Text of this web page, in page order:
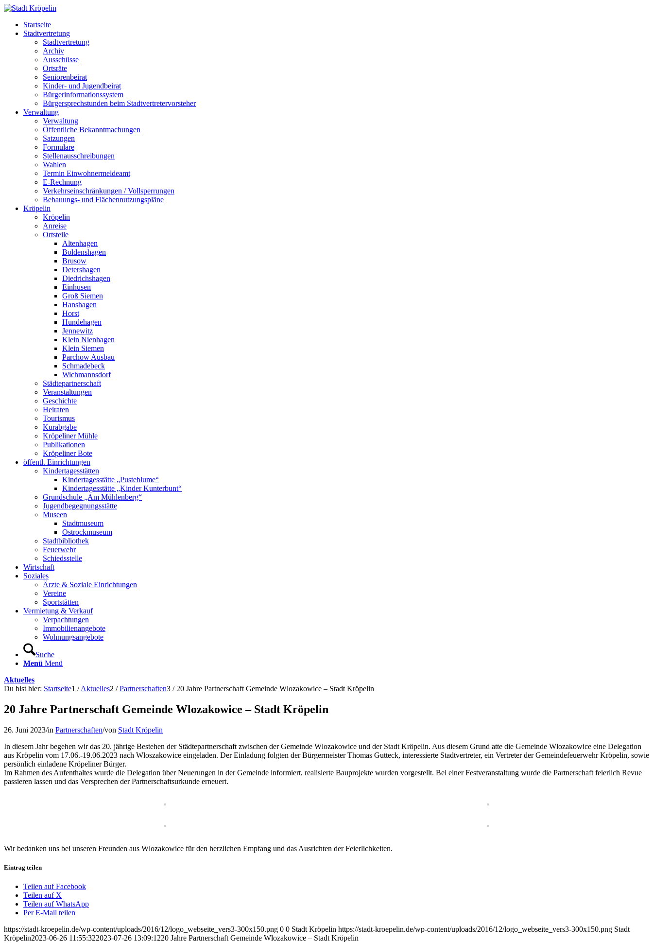
Startseite
Stadtvertretung
Stadtvertretung
Archiv
Ausschüsse
Ortsräte
Seniorenbeirat
Kinder- und Jugendbeirat
Bürgerinformationssystem
Bürgersprechstunden beim Stadtvertretervorsteher
Verwaltung
Verwaltung
Öffentliche Bekanntmachungen
Satzungen
Formulare
Stellenausschreibungen
Wahlen
Termin Einwohnermeldeamt
E-Rechnung
Verkehrseinschränkungen / Vollsperrungen
Bebauungs- und Flächennutzungspläne
Kröpelin
Kröpelin
Anreise
Ortsteile
Altenhagen
Boldenshagen
Brusow
Detershagen
Diedrichshagen
Einhusen
Groß Siemen
Hanshagen
Horst
Hundehagen
Jennewitz
Klein Nienhagen
Klein Siemen
Parchow Ausbau
Schmadebeck
Wichmannsdorf
Städtepartnerschaft
Veranstaltungen
Geschichte
Heiraten
Tourismus
Kurabgabe
Kröpeliner Mühle
Publikationen
Kröpeliner Bote
öffentl. Einrichtungen
Kindertagesstätten
Kindertagesstätte „Pusteblume“
Kindertagesstätte „Kinder Kunterbunt“
Grundschule „Am Mühlenberg“
Jugendbegegnungsstätte
Museen
Stadtmuseum
Ostrockmuseum
Stadtbibliothek
Feuerwehr
Schiedsstelle
Wirtschaft
Soziales
Ärzte & Soziale Einrichtungen
Vereine
Sportstätten
Vermietung & Verkauf
Verpachtungen
Immobilienangebote
Wohnungsangebote
Suche
Menü Menü
Aktuelles
Du bist hier: Startseite1 / Aktuelles2 / Partnerschaften3 / 20 Jahre Partnerschaft Gemeinde Wlozakowice – Stadt Kröpelin
20 Jahre Partnerschaft Gemeinde Wlozakowice – Stadt Kröpelin
26. Juni 2023/in Partnerschaften/von Stadt Kröpelin
In diesem Jahr begehen wir das 20. jährige Bestehen der Städtepartnerschaft zwischen der Gemeinde Wlozakowice und der Stadt Kröpelin. Aus diesem Grund atte die Gemeinde Wlozakowice eine Delegation
aus Kröpelin vom 17.06.-19.06.2023 nach Wloszakowice eingeladen. Der Einladung folgten der Bürgermeister Thomas Gutteck, interessierte Stadtvertreter, ein Vertreter der Gemeindefeuerwehr Kröpelin, sowie
persönlich einladene Kröpeliner Bürger.
Im Rahmen des Aufenthaltes wurde die Delegation über Neuerungen in der Gemeinde informiert, realisierte Bauprojekte wurden vorgestellt. Bei einer Festveranstaltung wurde die Partnerschaft feierlich Revue
passieren lassen und das Versprechen der Partnerschaftsurkunde erneuert.
Wir bedanken uns bei unseren Freunden aus Wlozakowice für den herzlichen Empfang und das Ausrichten der Feierlichkeiten.
Eintrag teilen
Teilen auf Facebook
Teilen auf X
Teilen auf WhatsApp
Per E-Mail teilen
https://stadt-kroepelin.de/wp-content/uploads/2016/12/logo_webseite_vers3-300x150.png 0 0 Stadt Kröpelin https://stadt-kroepelin.de/wp-content/uploads/2016/12/logo_webseite_vers3-300x150.png Stadt
Kröpelin2023-06-26 11:55:322023-07-26 13:09:1220 Jahre Partnerschaft Gemeinde Wlozakowice – Stadt Kröpelin